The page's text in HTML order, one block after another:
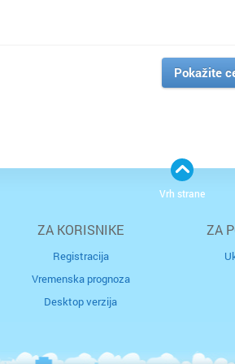
Pokažite
ZA KORISNIKE
Registracija
Vremenska prognoza
Desktop verzija
ZA
Vrh strane